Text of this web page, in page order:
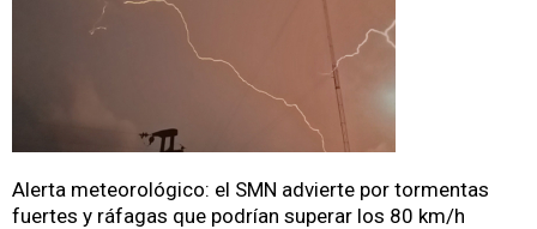
Alerta meteorológico: el SMN advierte por tormentas
fuertes y ráfagas que podrían superar los 80 km/h